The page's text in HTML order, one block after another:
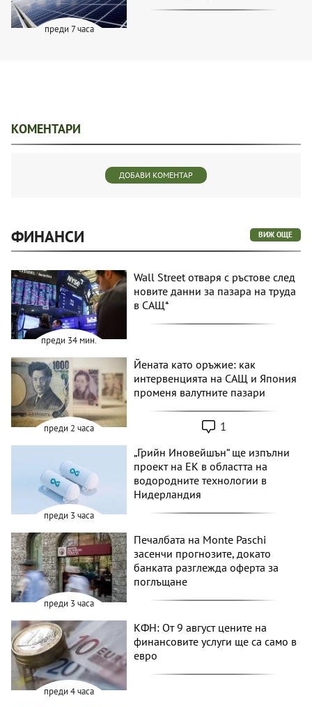
преди 7 часа
КОМЕНТАРИ
ДОБАВИ КОМЕНТАР
ФИНАНСИ ВИЖ ОЩЕ
преди 34 мин.
Wall Street отваря с ръстове след
новите данни за пазара на труда
в САЩ*
преди 2 часа
Йената като оръжие: как
интервенцията на САЩ и Япония
променя валутните пазари
1
преди 3 часа
„Грийн Иновейшън“ ще изпълни
проект на ЕК в областта на
водородните технологии в
Нидерландия
преди 3 часа
Печалбата на Monte Paschi
засенчи прогнозите, докато
банката разглежда оферта за
поглъщане
преди 4 часа
КФН: От 9 август цените на
финансовите услуги ще са само в
евро